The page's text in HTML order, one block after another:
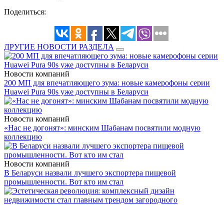
Поделиться:
ДРУГИЕ НОВОСТИ РАЗДЕЛА
Новости компаний
200 МП для впечатляющего зума: новые камерофоны серии
Huawei Pura 90s уже доступны в Беларуси
Новости компаний
«Нас не догонят»: минским Шабанам посвятили модную
коллекцию
Новости компаний
В Беларуси назвали лучшего экспортера пищевой
промышленности. Вот кто им стал